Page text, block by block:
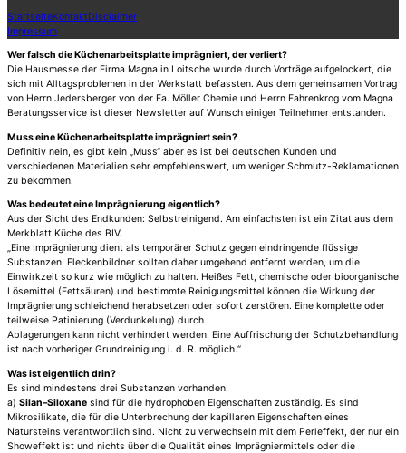
StartseiteKontaktDisclaimer
Impressum
Wer falsch die Küchenarbeitsplatte imprägniert, der verliert?
Die Hausmesse der Firma Magna in Loitsche wurde durch Vorträge aufgelockert, die
sich mit Alltagsproblemen in der Werkstatt befassten. Aus dem gemeinsamen Vortrag
von Herrn Jedersberger von der Fa. Möller Chemie und Herrn Fahrenkrog vom Magna
Beratungsservice ist dieser Newsletter auf Wunsch einiger Teilnehmer entstanden.
Muss eine Küchenarbeitsplatte imprägniert sein?
Definitiv nein, es gibt kein „Muss“ aber es ist bei deutschen Kunden und
verschiedenen Materialien sehr empfehlenswert, um weniger Schmutz-Reklamationen
zu bekommen.
Was bedeutet eine Imprägnierung eigentlich?
Aus der Sicht des Endkunden: Selbstreinigend. Am einfachsten ist ein Zitat aus dem
Merkblatt Küche des BIV:
„Eine Imprägnierung dient als temporärer Schutz gegen eindringende flüssige
Substanzen. Fleckenbildner sollten daher umgehend entfernt werden, um die
Einwirkzeit so kurz wie möglich zu halten. Heißes Fett, chemische oder bioorganische
Lösemittel (Fettsäuren) und bestimmte Reinigungsmittel können die Wirkung der
Imprägnierung schleichend herabsetzen oder sofort zerstören. Eine komplette oder
teilweise Patinierung (Verdunkelung) durch
Ablagerungen kann nicht verhindert werden. Eine Auffrischung der Schutzbehandlung
ist nach vorheriger Grundreinigung i. d. R. möglich.“
Was ist eigentlich drin?
Es sind mindestens drei Substanzen vorhanden:
a) Silan–Siloxane sind für die hydrophoben Eigenschaften zuständig. Es sind
Mikrosilikate, die für die Unterbrechung der kapillaren Eigenschaften eines
Natursteins verantwortlich sind. Nicht zu verwechseln mit dem Perleffekt, der nur ein
Showeffekt ist und nichts über die Qualität eines Imprägniermittels oder die